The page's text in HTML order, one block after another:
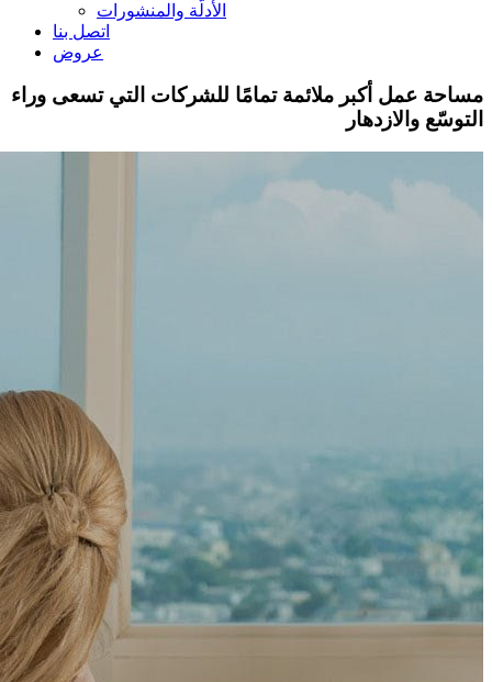
الأدلّة والمنشورات
اتصل بنا
عروض
مساحة عمل أكبر ملائمة تمامًا للشركات التي تسعى وراء
التوسّع والازدهار